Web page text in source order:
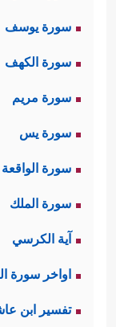
سورة يوسف
سورة الكهف
سورة مريم
سورة يس
سورة الواقعة
سورة الملك
آية الكرسي
اواخر سورة
تفسير ابن